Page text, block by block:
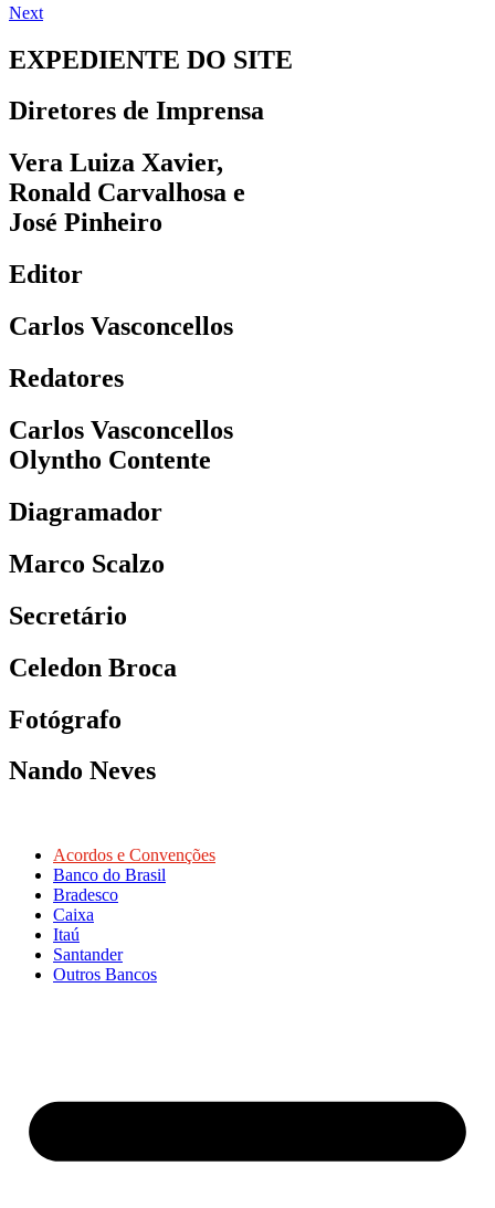
Next
EXPEDIENTE DO SITE
Diretores de Imprensa
Vera Luiza Xavier,
Ronald Carvalhosa e
José Pinheiro
Editor
Carlos Vasconcellos
Redatores
Carlos Vasconcellos
Olyntho Contente
Diagramador
Marco Scalzo
Secretário
Celedon Broca
Fotógrafo
Nando Neves
Acordos e Convenções
Banco do Brasil
Bradesco
Caixa
Itaú
Santander
Outros Bancos